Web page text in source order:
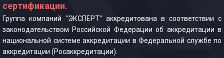
сертификации.
Группа компаний "ЭКСПЕРТ" аккредитована в соответствии с
законодательством Российской Федерации об аккредитации в
национальной системе аккредитации в Федеральной службе по
аккредитации (Росаккредитации).